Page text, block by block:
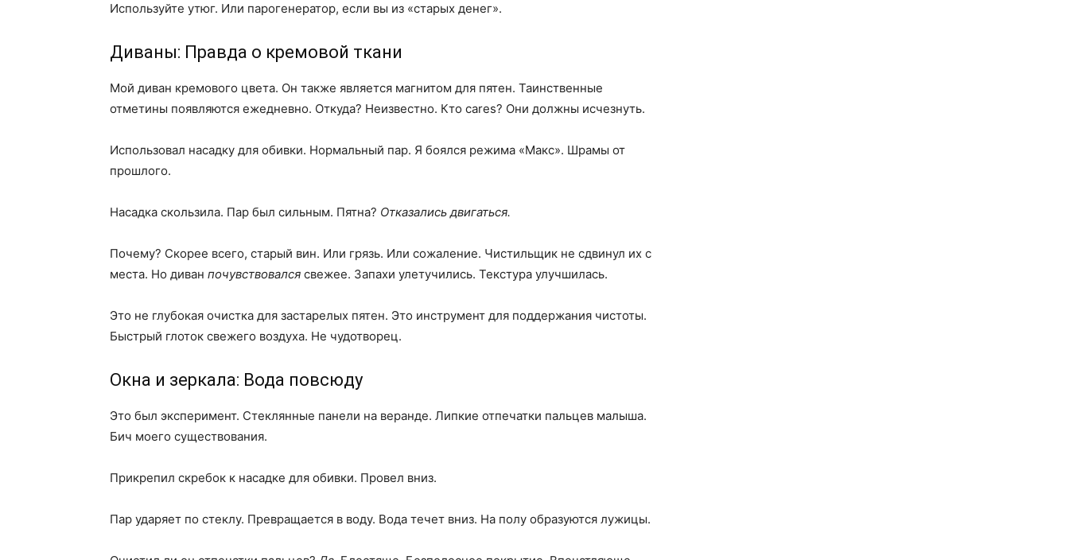
Используйте утюг. Или парогенератор, если вы из «старых денег».
Диваны: Правда о кремовой ткани
Мой диван кремового цвета. Он также является магнитом для пятен. Таинственные
отметины появляются ежедневно. Откуда? Неизвестно. Кто cares? Они должны исчезнуть.
Использовал насадку для обивки. Нормальный пар. Я боялся режима «Макс». Шрамы от
прошлого.
Насадка скользила. Пар был сильным. Пятна? Отказались двигаться.
Почему? Скорее всего, старый вин. Или грязь. Или сожаление. Чистильщик не сдвинул их с
места. Но диван почувствовался свежее. Запахи улетучились. Текстура улучшилась.
Это не глубокая очистка для застарелых пятен. Это инструмент для поддержания чистоты.
Быстрый глоток свежего воздуха. Не чудотворец.
Окна и зеркала: Вода повсюду
Это был эксперимент. Стеклянные панели на веранде. Липкие отпечатки пальцев малыша.
Бич моего существования.
Прикрепил скребок к насадке для обивки. Провел вниз.
Пар ударяет по стеклу. Превращается в воду. Вода течет вниз. На полу образуются лужицы.